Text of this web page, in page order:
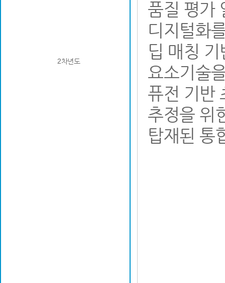
2차년도
품질 평가
디지털화
딥 매칭
요소기술
퓨전 기반
추정을 위
탑재된 통